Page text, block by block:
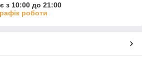
з 10:00 до 21:00
роботи